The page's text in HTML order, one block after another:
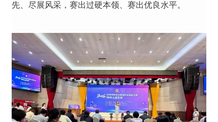
先、尽展风采，赛出过硬本领、赛出优良水平。